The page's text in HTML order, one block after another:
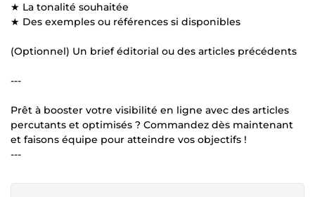
★ La tonalité souhaitée
★ Des exemples ou références si disponibles
(Optionnel) Un brief éditorial ou des articles précédents
---
Prêt à booster votre visibilité en ligne avec des articles
percutants et optimisés ? Commandez dès maintenant
et faisons équipe pour atteindre vos objectifs !
---